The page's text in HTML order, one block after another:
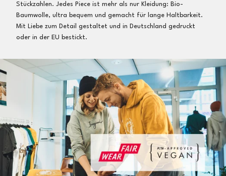
Stückzahlen. Jedes Piece ist mehr als nur Kleidung: Bio-
Baumwolle, ultra bequem und gemacht für lange Haltbarkeit.
Mit Liebe zum Detail gestaltet und in Deutschland gedruckt
oder in der EU bestickt.